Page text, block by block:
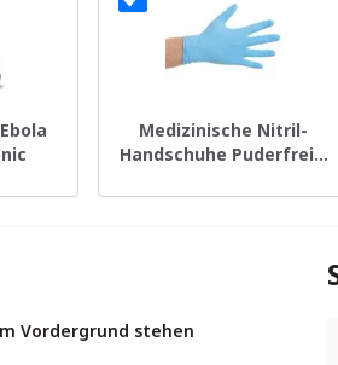
Medizinische Nitril-
Handschuhe Puderfrei –
Vordergrund stehen